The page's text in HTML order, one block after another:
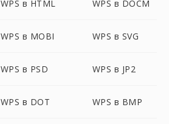
WPS в HTML WPS в DOCM
WPS в MOBI WPS в SVG
WPS в PSD WPS в JP2
WPS в DOT WPS в BMP